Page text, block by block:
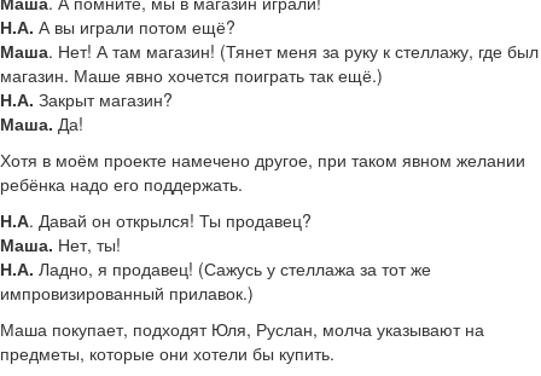
Н.А. А вы играли потом ещё?
Маша. Нет! А там магазин! (Тянет меня за руку к стеллажу, где был
магазин. Маше явно хочется поиграть так ещё.)
Н.А. Закрыт магазин?
Маша. Да!
Хотя в моём проекте намечено другое, при таком явном желании
ребёнка надо его поддержать.
Н.А. Давай он открылся! Ты продавец?
Маша. Нет, ты!
Н.А. Ладно, я продавец! (Сажусь у стеллажа за тот же
импровизированный прилавок.)
Маша покупает, подходят Юля, Руслан, молча указывают на
предметы, которые они хотели бы купить.